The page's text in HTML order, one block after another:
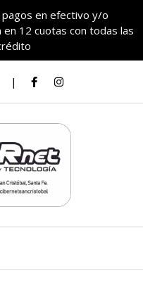
en efectivo y/o
12 cuotas con todas las